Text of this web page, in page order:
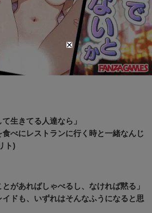
て生きてる人達なら」
食べにレストランに行く時と一緒なんじ
ト)
とがあればしゃべるし、なければ黙る」
イドも、いずれはそんなふうになると思